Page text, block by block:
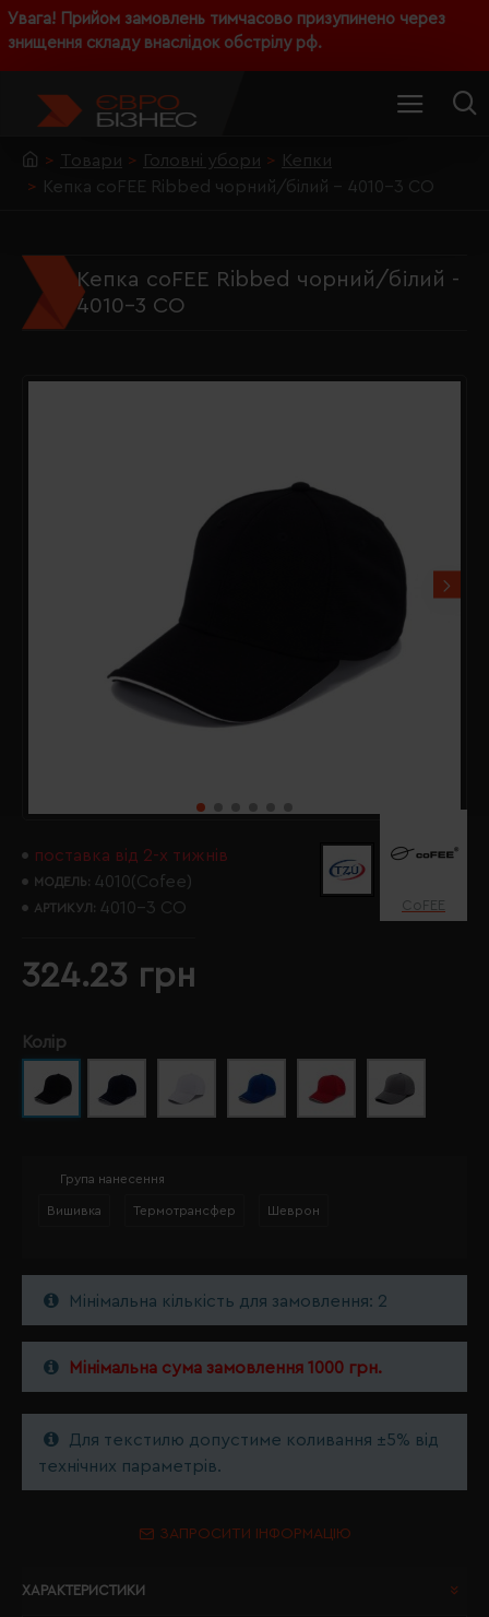
Увага! Прийом замовлень тимчасово призупинено через
знищення складу внаслідок обстрілу рф.
Товари Головні убори
Кепки
Кепка coFEE Ribbed чорний/білий - 4010-3 CO
Кепка coFEE Ribbed чорний/білий -
4010-3 CO
поставка від 2-х тижнів
МОДЕЛЬ: 4010(Cofee)
АРТИКУЛ: 4010-3 CO CoFEE
324.23 грн
Колір
Група нанесення
Вишивка Термотрансфер Шеврон
Мінімальна кількість для замовлення: 2
Мінімальна сума замовлення 1000 грн.
Для текстилю допустиме коливання ±5% від
технічних параметрів.
ЗАПРОСИТИ ІНФОРМАЦІЮ
ХАРАКТЕРИСТИКИ